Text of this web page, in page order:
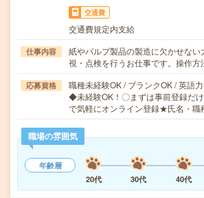
交通費
交通費規定内支給
仕事内容
紙やパルプ製品の製造に欠かせない
視・点検を行うお仕事です。操作
応募資格
職種未経験OK / ブランクOK / 英語
◆未経験OK！〇まずは事前登録だ
で気軽にオンライン登録★氏名・
職場の雰囲気
年齢層
20代
30代 40代